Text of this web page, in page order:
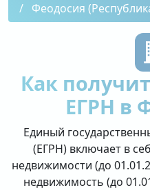
Феодосия
Как
ЕГРН в
Единый
(ЕГРН) включает в
недвижимости (до
недвижимость (до